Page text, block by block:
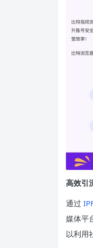
高效引
通过
媒体平
以利用